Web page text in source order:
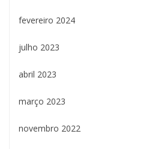
fevereiro 2024
julho 2023
abril 2023
março 2023
novembro 2022